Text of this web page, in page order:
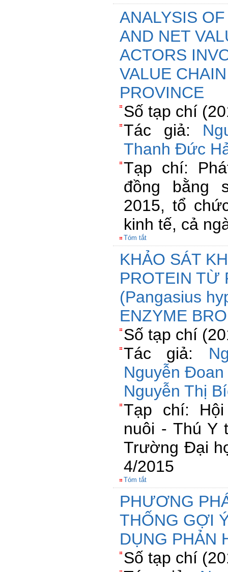
ANALYSIS
AND NET
ACTORS
VALUE
PROVINCE
Số tạp chí
Tác giả:
Thanh Đức
Tạp chí:
đồng bằng
2015, tổ
kinh tế, cả
Tóm tắt
KHẢO SÁT
PROTEIN TỪ
(Pangasius
ENZYME
Số tạp chí
Tác giả:
Nguyễn Đoan
Nguyễn Thị
Tạp chí:
nuôi - Thú Y
Trường Đại
4/2015
Tóm tắt
PHƯƠNG
THỐNG GỢI
DỤNG PHẢN
Số tạp chí